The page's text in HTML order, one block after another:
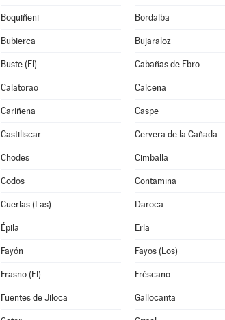
Boquiñeni Bordalba
Bubierca Bujaraloz
Buste (El) Cabañas de Ebro
Calatorao Calcena
Cariñena Caspe
Castiliscar Cervera de la Cañada
Chodes Cimballa
Codos Contamina
Cuerlas (Las) Daroca
Épila Erla
Fayón Fayos (Los)
Frasno (El) Fréscano
Fuentes de Jiloca Gallocanta